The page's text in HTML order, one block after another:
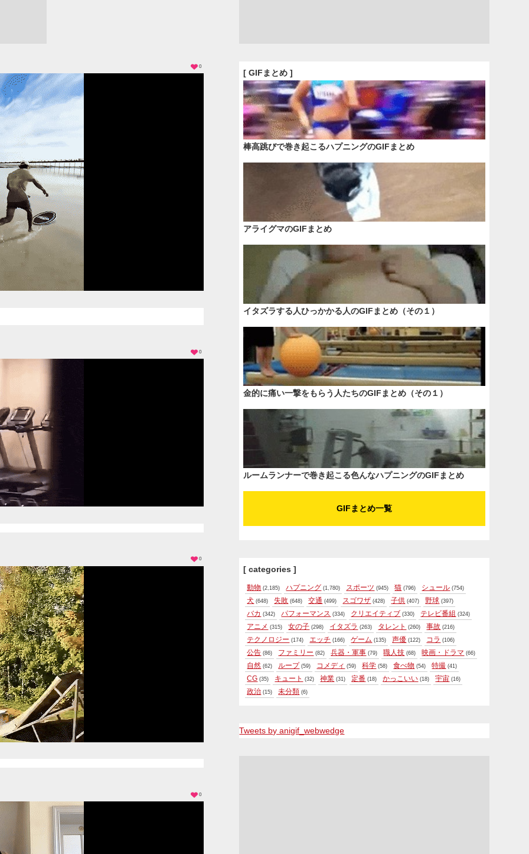
0
0
0
0
[ GIFまとめ ]
棒高跳びで巻き起こるハプニングのGIFまとめ
アライグマのGIFまとめ
イタズラする人ひっかかる人のGIFまとめ（その１）
金的に痛い一撃をもらう人たちのGIFまとめ（その１）
ルームランナーで巻き起こる色んなハプニングのGIFまとめ
GIFまとめ一覧
[ categories ]
動物 (2,185) ハプニング (1,780) スポーツ (945) 猫 (796) シュール (754)
犬 (648) 失敗 (648) 交通 (499) スゴワザ (428) 子供 (407) 野球 (397)
バカ (342) パフォーマンス (334) クリエイティブ (330) テレビ番組 (324)
アニメ (315) 女の子 (298) イタズラ (263) タレント (260) 事故 (216)
テクノロジー (174) エッチ (166) ゲーム (135) 声優 (122) コラ (106)
公告 (86) ファミリー (82) 兵器・軍事 (79) 職人技 (68) 映画・ドラマ (66)
自然 (62) ループ (59) コメディ (59) 科学 (58) 食べ物 (54) 特撮 (41)
CG (35) キュート (32) 神業 (31) 定番 (18) かっこいい (18) 宇宙 (16)
政治 (15) 未分類 (6)
Tweets by anigif_webwedge